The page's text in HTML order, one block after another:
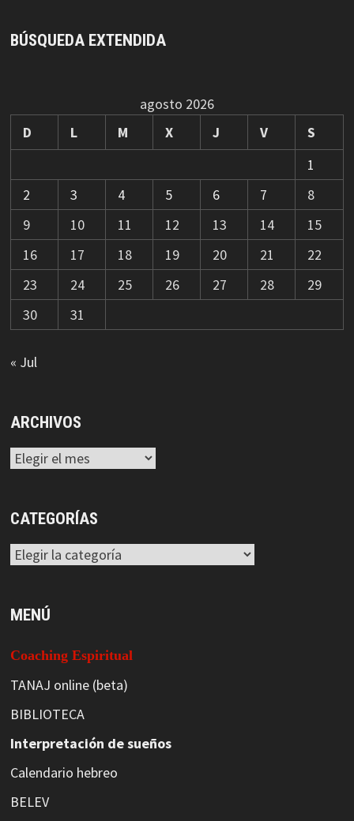
BÚSQUEDA EXTENDIDA
agosto 2026
D
L M X J V
S
1
2
3 4 5 6 7
8
9
10 11 12 13 14
15
16
17 18 19 20 21
22
23
24 25 26 27 28
29
30
31
« Jul
ARCHIVOS
Archivos
CATEGORÍAS
Categorías
MENÚ
Coaching Espiritual
TANAJ online (beta)
BIBLIOTECA
Interpretación de sueños
Calendario hebreo
BELEV